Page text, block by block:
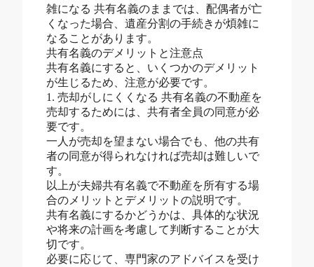
雑になる 共有名義のままでは、配偶者が亡
くなった場合、遺産分割の手続きが煩雑に
なることがあります。
共有名義のデメリットと注意点
共有名義にすると、いくつかのデメリット
が生じるため、注意が必要です。
1. 売却がしにくくなる 共有名義の不動産を
売却するためには、共有者全員の同意が必
要です。
一人が売却を望まない場合でも、他の共有
者の同意が得られなければ売却は難しいで
す。
以上が夫婦共有名義で不動産を所有する場
合のメリットとデメリットの説明です。
共有名義にするかどうかは、具体的な状況
や将来の計画を考慮して判断することが大
切です。
必要に応じて、専門家のアドバイスを受け